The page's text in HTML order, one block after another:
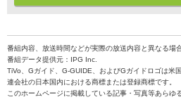
番組内容、放送時間などが実際の放送内容と異なる場
番組データ提供元：IPG Inc.
TiVo、Gガイド、G-GUIDE、およびGガイドロゴは米
連会社の日本国内における商標または登録商標です。
このホームページに掲載している記事・写真等あらゆ